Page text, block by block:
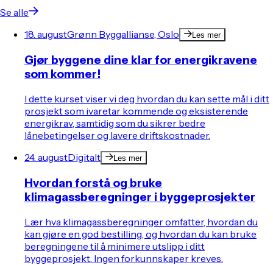
Se alle
18. augustGrønn Byggallianse, Oslo Les mer
Gjør byggene dine klar for energikravene
som kommer!
I dette kurset viser vi deg hvordan du kan sette mål i ditt
prosjekt som ivaretar kommende og eksisterende
energikrav, samtidig som du sikrer bedre
lånebetingelser og lavere driftskostnader.
24. augustDigitalt Les mer
Hvordan forstå og bruke
klimagassberegninger i byggeprosjekter
Lær hva klimagassberegninger omfatter, hvordan du
kan gjøre en god bestilling, og hvordan du kan bruke
beregningene til å minimere utslipp i ditt
byggeprosjekt. Ingen forkunnskaper kreves.